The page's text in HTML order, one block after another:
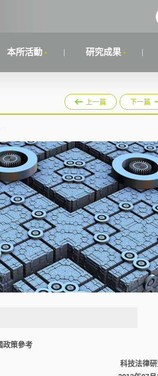
本所活動 研究成果
上一篇 下一篇
政策參考
科技法律